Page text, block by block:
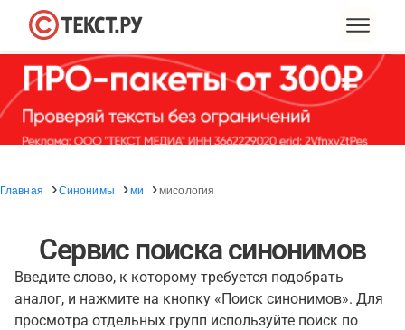
Главная Синонимы ми мисология
Сервис поиска синонимов
Введите слово, к которому требуется подобрать
аналог, и нажмите на кнопку «Поиск синонимов». Для
просмотра отдельных групп используйте поиск по